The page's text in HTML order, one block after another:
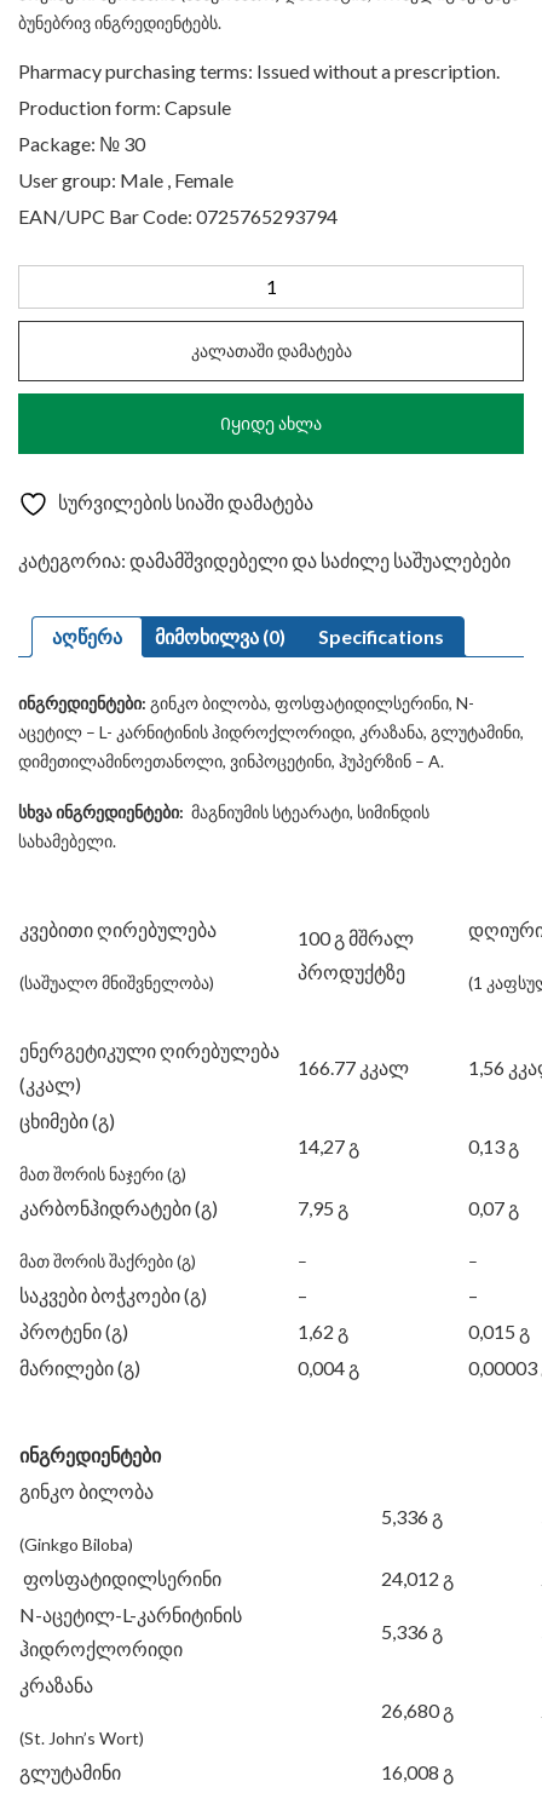
ბუნებრივ ინგრედიენტებს.
Pharmacy purchasing terms: Issued without a prescription.
Production form: Capsule
Package: № 30
User group: Male , Female
EAN/UPC Bar Code: 0725765293794
Brainnour
N
კალათაში დამატება
Იყიდე ახლა
სურვილების სიაში დამატება
კატეგორია: დამამშვიდებელი და საძილე საშუალებები
აღწერა მიმოხილვა (0) Specifications
ინგრედიენტები: გინკო ბილობა, ფოსფატიდილსერინი, N-
აცეტილ – L- კარნიტინის ჰიდროქლორიდი, კრაზანა, გლუტამინი,
დიმეთილამინოეთანოლი, ვინპოცეტინი, ჰუპერზინ – A.
სხვა ინგრედიენტები: მაგნიუმის სტეარატი, სიმინდის
სახამებელი.
კვებითი ღირებულება
(საშუალო მნიშვნელობა)
100 გ მშრალ
პროდუქტზე
(1
ენერგეტიკული ღირებულება
(კკალ)
166.77 კკალ 1,56
ცხიმები (გ)
მათ შორის ნაჯერი (გ)
14,27 გ 0,13 გ
კარბონჰიდრატები (გ)
მათ შორის შაქრები (გ)
7,95 გ
–
0,07 გ
–
საკვები ბოჭკოები (გ) –
–
პროტენი (გ)
1,62 გ
0,015 გ
მარილები (გ)
0,004 გ 0,00003
ინგრედიენტები
გინკო ბილობა
(Ginkgo Biloba)
5,336 გ
ფოსფატიდილსერინი 24,012 გ
N-აცეტილ-L-კარნიტინის
ჰიდროქლორიდი
5,336 გ
კრაზანა
(St. John’s Wort)
26,680 გ
გლუტამინი 16,008 გ